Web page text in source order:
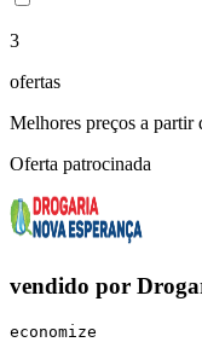
3
ofertas
Melhores preços a partir
Oferta patrocinada
vendido por
economize